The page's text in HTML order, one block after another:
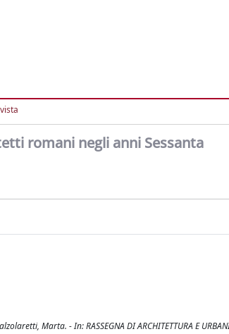
romani negli anni Sessanta
Marta. - In: RASSEGNA DI ARCHITETTURA E